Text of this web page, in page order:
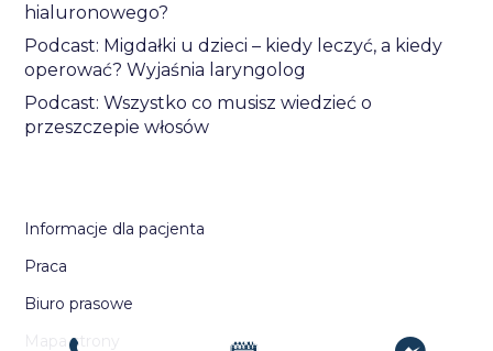
hialuronowego?
Podcast: Migdałki u dzieci – kiedy leczyć, a kiedy
operować? Wyjaśnia laryngolog
Podcast: Wszystko co musisz wiedzieć o
przeszczepie włosów
Informacje dla pacjenta
Praca
Biuro prasowe
Mapa strony